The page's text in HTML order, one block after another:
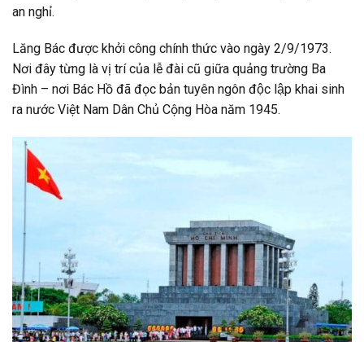
an nghỉ.
Lăng Bác được khởi công chính thức vào ngày 2/9/1973.
Nơi đây từng là vị trí của lễ đài cũ giữa quảng trường Ba
Đình – nơi Bác Hồ đã đọc bản tuyên ngôn độc lập khai sinh
ra nước Việt Nam Dân Chủ Cộng Hòa năm 1945.